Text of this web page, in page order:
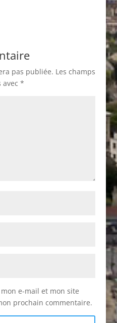
pas publiée. Les champs
*
e-mail et mon site
prochain commentaire.